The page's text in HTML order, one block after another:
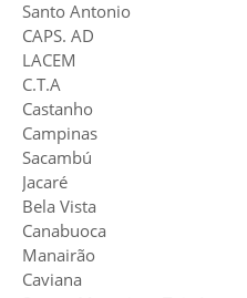
Santo Antonio
CAPS. AD
LACEM
C.T.A
Castanho
Campinas
Sacambú
Jacaré
Bela Vista
Canabuoca
Manairão
Caviana